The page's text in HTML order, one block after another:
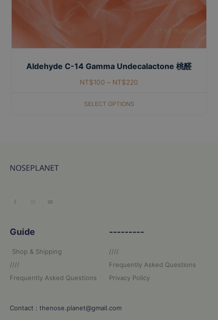
Aldehyde C-14 Gamma Undecalactone 桃醛
NT$100 – NT$220
SELECT OPTIONS
NOSEPLANET
Guide
Shop & Shipping
////
Frequently Asked Questions
---------
////
Frequently Asked Questions
Privacy Policy
Contact : thenose.planet@gmail.com